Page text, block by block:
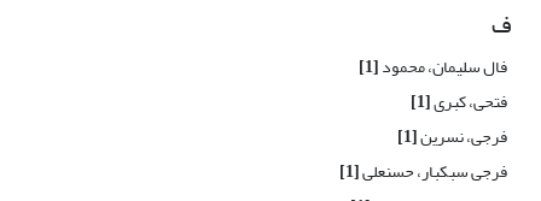
ف
فال سلیمان، محمود[1]
فتحی، کبری[1]
فرجی، نسرین[1]
فرجی سبکبار، حسنعلی[1]